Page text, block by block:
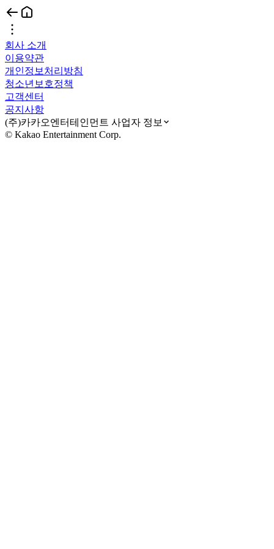
회사 소개
이용약관
개인정보처리방침
청소년보호정책
고객센터
공지사항
(주)카카오엔터테인먼트 사업자 정보
© Kakao Entertainment Corp.